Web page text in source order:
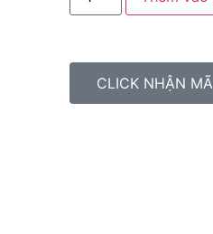
CLICK NHẬN